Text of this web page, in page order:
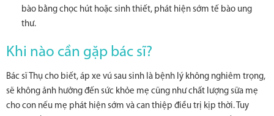
bào bằng chọc hút hoặc sinh thiết, phát hiện sớm tế bào ung
thư.
Khi nào cần gặp bác sĩ?
Bác sĩ Thụ cho biết, áp xe vú sau sinh là bệnh lý không nghiêm trọng,
sẽ không ảnh hưởng đến sức khỏe mẹ cũng như chất lượng sữa mẹ
cho con nếu mẹ phát hiện sớm và can thiệp điều trị kịp thời. Tuy